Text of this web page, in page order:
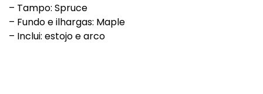
– Tampo: Spruce
– Fundo e ilhargas: Maple
– Inclui: estojo e arco